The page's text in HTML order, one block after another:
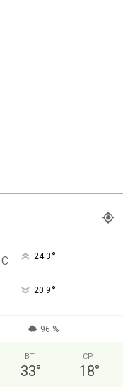
C 24.3 °
20.9 °
96 %
ВТ
33°
СР
18°